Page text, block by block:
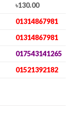
৳130.00
01314867981
01314867981
017543141265
01521392182